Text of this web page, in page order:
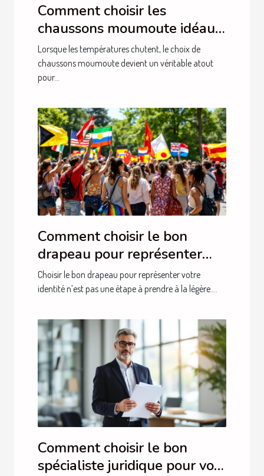
Comment choisir les
chaussons moumoute idéaux
pour l'hiver ?
Lorsque les températures chutent, le choix de
chaussons moumoute devient un véritable atout
pour...
Comment choisir le bon
drapeau pour représenter
votre identité ?
Choisir le bon drapeau pour représenter votre
identité n’est pas une étape à prendre à la légère....
Comment choisir le bon
spécialiste juridique pour vos